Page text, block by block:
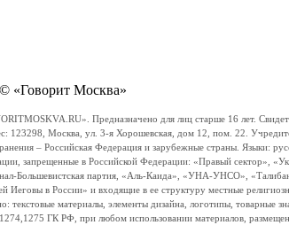
«Говорит Москва»
Предназначено для лиц старше 16 лет.
123298, Москва, ул. 3-я Хорошевская, дом 12, пом. 22.
– Российская Федерация и зарубежные страны. Языки:
запрещенные в Российской Федерации: «Правый
Большевистская партия, «Аль-Каида», «УНА-УНСО»,
Иеговы в России» и входящие в ее структуру местные
текстовые материалы, элементы дизайна, логотипы,
ГК РФ, при любом использовании материалов,